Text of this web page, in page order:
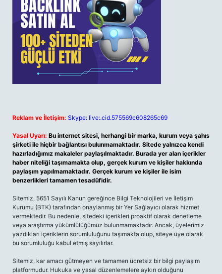
Reklam ve İletişim: Skype: live:.cid.575569c608265c69
Yasal Uyarı: Bu internet sitesi, herhangi bir marka, kurum veya şahıs
şirketi ile hiçbir bağlantısı bulunmamaktadır. Sitede yalnızca kendi
hazırladığımız makaleler paylaşılmaktadır. Burada yer alan içerikler
haber niteliği taşımamakta olup, gerçek kurum ve kişiler hakkında
paylaşım yapılmamaktadır. Gerçek kurum ve kişiler ile isim
benzerlikleri tamamen tesadüfidir.
Sitemiz, 5651 Sayılı Kanun gereğince Bilgi Teknolojileri ve İletişim
Kurumu (BTK) tarafından onaylanmış bir Yer Sağlayıcı olarak hizmet
vermektedir. Bu nedenle, sitedeki içerikleri proaktif olarak denetleme
veya araştırma yükümlülüğümüz bulunmamaktadır. Ancak, üyelerimiz
yazdıkları içeriklerin sorumluluğunu taşımakta olup, siteye üye olarak
bu sorumluluğu kabul etmiş sayılırlar.
Sitemiz, kar amacı gütmeyen ve tamamen ücretsiz bir bilgi paylaşım
platformudur. Hukuka ve yasal düzenlemelere aykırı olduğunu